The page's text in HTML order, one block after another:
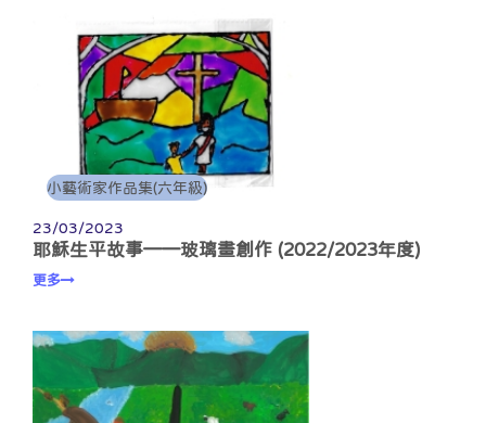
小藝術家作品集(六年級)
23/03/2023
耶穌生平故事——玻璃畫創作 (2022/2023年度)
更多